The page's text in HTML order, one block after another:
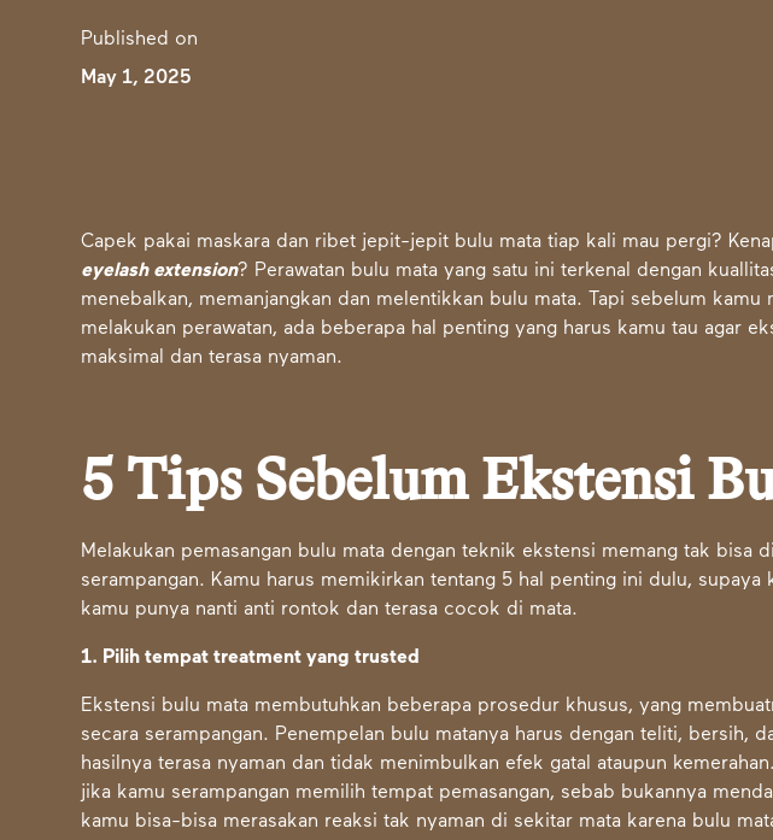
Published on
May 1, 2025
Capek pakai maskara dan ribet jepit-jepit bulu mata tiap kali mau pergi?
eyelash extension? Perawatan bulu mata yang satu ini terkenal dengan
menebalkan, memanjangkan dan melentikkan bulu mata. Tapi sebelum kamu
melakukan perawatan, ada beberapa hal penting yang harus kamu tau agar
maksimal dan terasa nyaman.
5 Tips Sebelum Ekstensi
Melakukan pemasangan bulu mata dengan teknik ekstensi memang tak bisa
serampangan. Kamu harus memikirkan tentang 5 hal penting ini dulu, supaya
kamu punya nanti anti rontok dan terasa cocok di mata.
1. Pilih tempat treatment yang trusted
Ekstensi bulu mata membutuhkan beberapa prosedur khusus, yang
secara serampangan. Penempelan bulu matanya harus dengan teliti, bersih,
hasilnya terasa nyaman dan tidak menimbulkan efek gatal ataupun
jika kamu serampangan memilih tempat pemasangan, sebab bukannya
kamu bisa-bisa merasakan reaksi tak nyaman di sekitar mata karena bulu